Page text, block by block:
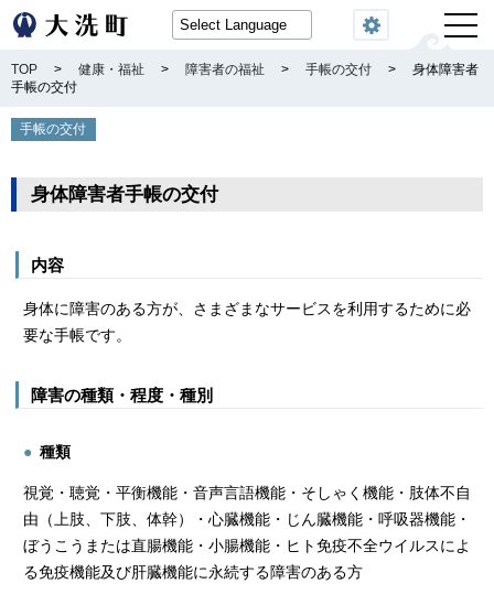
閲覧機能
TOP > 健康・福祉 > 障害者の福祉 > 手帳の交付 >
身体障害者
手帳の交付
手帳の交付
身体障害者手帳の交付
内容
身体に障害のある方が、さまざまなサービスを利用するために必
要な手帳です。
障害の種類・程度・種別
種類
視覚・聴覚・平衡機能・音声言語機能・そしゃく機能・肢体不自
由（上肢、下肢、体幹）・心臓機能・じん臓機能・呼吸器機能・
ぼうこうまたは直腸機能・小腸機能・ヒト免疫不全ウイルスによ
る免疫機能及び肝臓機能に永続する障害のある方